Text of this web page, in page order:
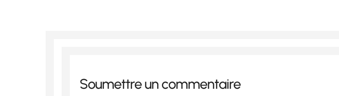
Soumettre un commentaire